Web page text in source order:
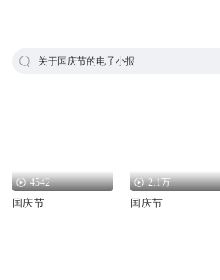
关于国庆节的电子小报
4542
国庆节
2.1万
国庆节